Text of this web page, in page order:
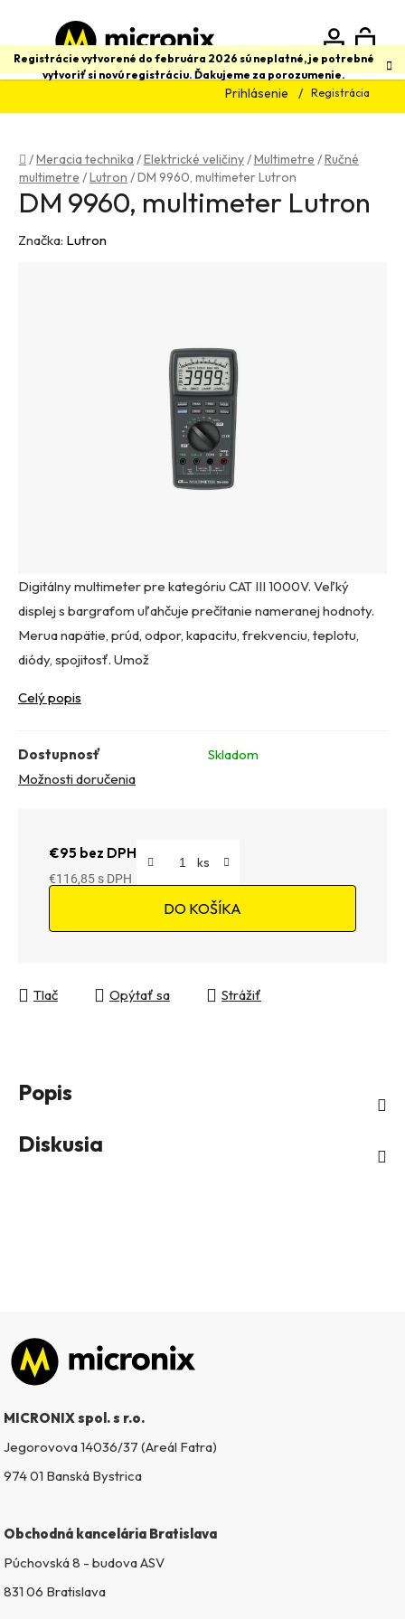
obsah
Registrácie vytvorené do februára 2026 sú neplatné, je potrebné
vytvoriť si novú registráciu. Ďakujeme za porozumenie.
Prihlásenie Registrácia
Hľadať
Domov
/Meracia technika /Elektrické veličiny/Multimetre /Ručné
multimetre /Lutron /DM 9960, multimeter Lutron
Digitálny multimeter pre kategóriu CAT III 1000V. Veľký
displej s bargrafom uľahčuje prečítanie nameranej hodnoty.
Merua napätie, prúd, odpor, kapacitu, frekvenciu, teplotu,
diódy, spojitosť. Umož
Celý popis
Dostupnosť
Skladom
Možnosti doručenia
€95 bez DPH
€116,85
DO KOŠÍKA
Tlač Opýtať sa Strážiť
DM 9960, multimeter Lutron
Značka: Lutron
Popis
Diskusia
Zápätie
MICRONIX spol. s r.o.
Jegorovova 14036/37 (Areál Fatra)
974 01 Banská Bystrica
Obchodná kancelária Bratislava
Púchovská 8 - budova ASV
831 06 Bratislava